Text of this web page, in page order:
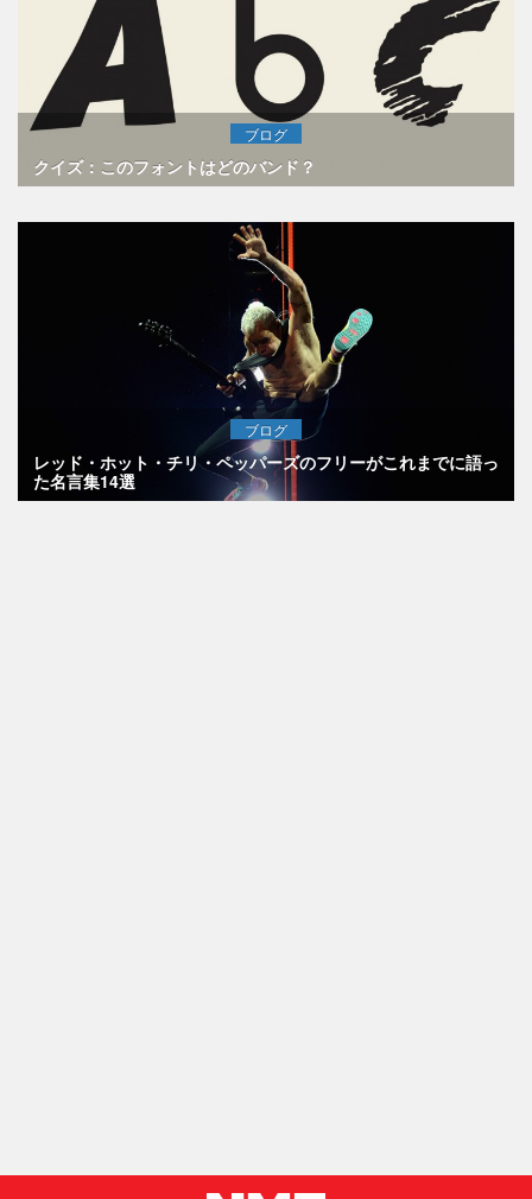
ブログ
クイズ：このフォントはどのバンド？
ブログ
レッド・ホット・チリ・ペッパーズのフリーがこれまでに語っ
た名言集14選